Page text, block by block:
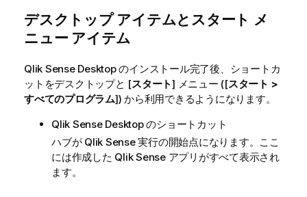
デスクトップ アイテムとスタート メ
ニュー アイテム
Qlik Sense Desktopのインストール完了後、ショートカ
ットをデスクトップと [スタート] メニュー ([スタート >
すべてのプログラム]) から利用できるようになります。
Qlik Sense Desktopのショートカット
ハブが Qlik Sense実行の開始点になります。ここ
には作成した Qlik Senseアプリがすべて表示され
ます。